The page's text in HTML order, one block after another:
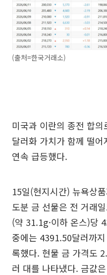
(출처=한국거래소)
미국과 이란의 종전 합
달러화 가치가 함께 떨
연속 급등했다.
15일(현지시간) 뉴욕상
도분 금 선물은 전 거래
(약 31.1g·이하 온스)당
중에는 4391.50달러까
록했다. 현물 금 가격도
러 대를 나타냈다. 금값